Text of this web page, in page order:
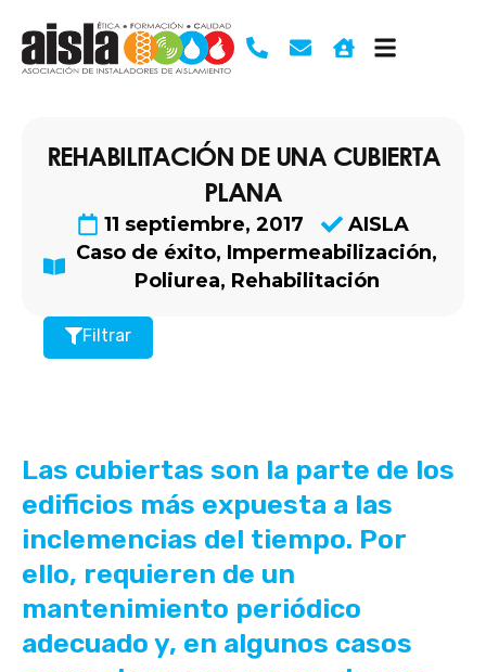
contenido
REHABILITACIÓN DE UNA CUBIERTA
PLANA
11 septiembre, 2017
AISLA
Caso de éxito, Impermeabilización,
Poliurea, Rehabilitación
Filtrar
Las cubiertas son la parte de los
edificios más expuesta a las
inclemencias del tiempo. Por
ello, requieren de un
mantenimiento periódico
adecuado y, en algunos casos